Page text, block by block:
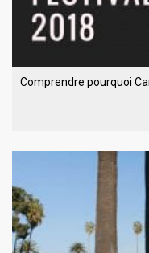
Comprendre pourquoi